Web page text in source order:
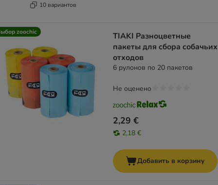
10 вариантов
zoochic
TIAKI Разноцветные
пакеты для сбора собачьих
отходов
6 рулонов по 20 пакетов
2,29 €
2,18 €
Не оценено
Добавить в корзину